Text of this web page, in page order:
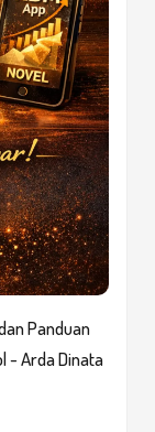
Panduan
- Arda Dinata